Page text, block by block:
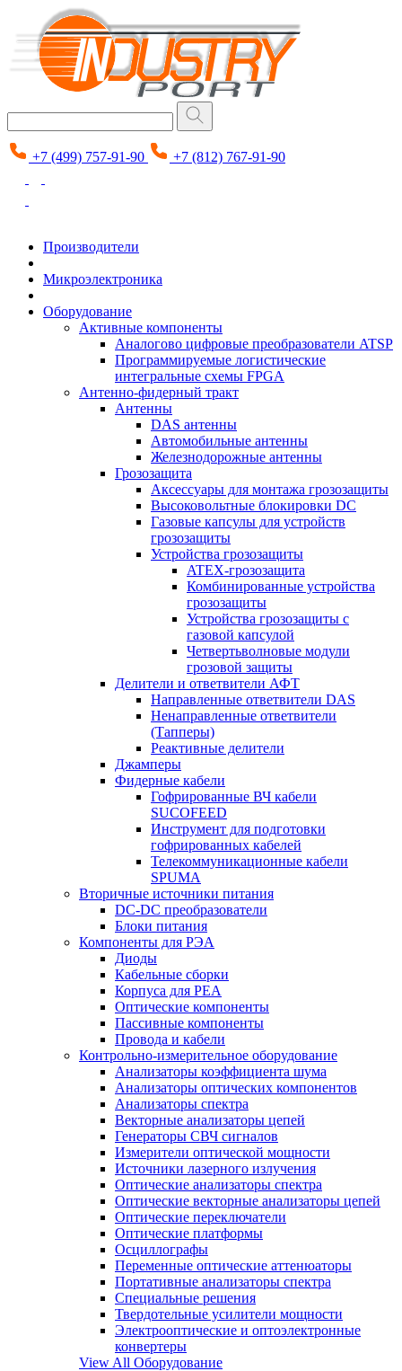
+7 (499) 757-91-90 +7 (812) 767-91-90
Производители
Микроэлектроника
Оборудование
Активные компоненты
Аналогово цифровые преобразователи ATSP
Программируемые логистические
интегральные схемы FPGA
Антенно-фидерный тракт
Антенны
DAS антенны
Автомобильные антенны
Железнодорожные антенны
Грозозащита
Аксессуары для монтажа грозозащиты
Высоковольтные блокировки DC
Газовые капсулы для устройств
грозозащиты
Устройства грозозащиты
ATEX-грозозащита
Комбинированные устройства
грозозащиты
Устройства грозозащиты с
газовой капсулой
Четвертьволновые модули
грозовой защиты
Делители и ответвители АФТ
Направленные ответвители DAS
Ненаправленные ответвители
(Тапперы)
Реактивные делители
Джамперы
Фидерные кабели
Гофрированные ВЧ кабели
SUCOFEED
Инструмент для подготовки
гофрированных кабелей
Телекоммуникационные кабели
SPUMA
Вторичные источники питания
DC-DC преобразователи
Блоки питания
Компоненты для РЭА
Диоды
Кабельные сборки
Корпуса для РЕА
Оптические компоненты
Пассивные компоненты
Провода и кабели
Контрольно-измерительное оборудование
Анализаторы коэффициента шума
Анализаторы оптических компонентов
Анализаторы спектра
Векторные анализаторы цепей
Генераторы СВЧ сигналов
Измерители оптической мощности
Источники лазерного излучения
Оптические анализаторы спектра
Оптические векторные анализаторы цепей
Оптические переключатели
Оптические платформы
Осциллографы
Переменные оптические аттенюаторы
Портативные анализаторы спектра
Специальные решения
Твердотельные усилители мощности
Электрооптические и оптоэлектронные
конвертеры
View All Оборудование